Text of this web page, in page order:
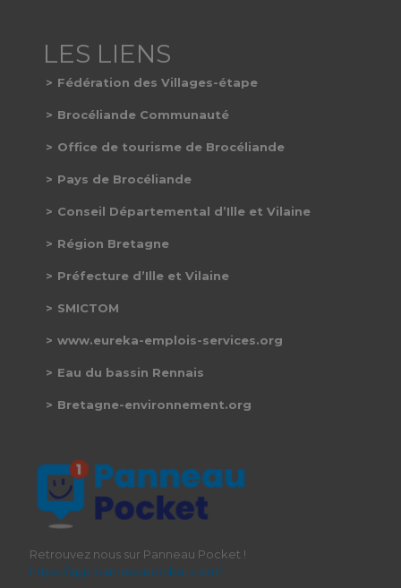
Fédération des Villages-étape
Brocéliande Communauté
Office de tourisme de Brocéliande
Pays de Brocéliande
Conseil Départemental d’Ille et Vilaine
Région Bretagne
Préfecture d’Ille et Vilaine
SMICTOM
www.eureka-emplois-services.org
Eau du bassin Rennais
Bretagne-environnement.org
Retrouvez nous sur Panneau Pocket !
https://app.panneaupocket.com/